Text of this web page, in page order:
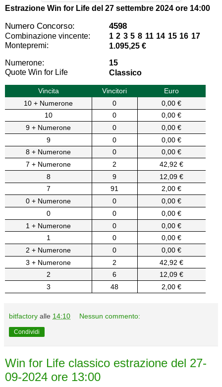
Estrazione Win for Life del 27 settembre 2024 ore 14:00
Numero Concorso: 4598
Combinazione vincente:
1 2 3 5 8 11 14 15 16 17
Montepremi:
1.095,25 €
Numerone:
15
Quote Win for Life
Classico
Vincita Vincitori
Euro
10 + Numerone
0
0,00 €
10
0
0,00 €
9 + Numerone
0
0,00 €
9
0
0,00 €
8 + Numerone
0
0,00 €
7 + Numerone
2
42,92 €
8
9
12,09 €
7
91
2,00 €
0 + Numerone
0
0,00 €
0
0
0,00 €
1 + Numerone
0
0,00 €
1
0
0,00 €
2 + Numerone
0
0,00 €
3 + Numerone
2
42,92 €
2
6
12,09 €
3
48 2,00 €
bitfactory alle 14:10 Nessun commento:
Condividi
Win for Life classico estrazione del 27-
09-2024 ore 13:00